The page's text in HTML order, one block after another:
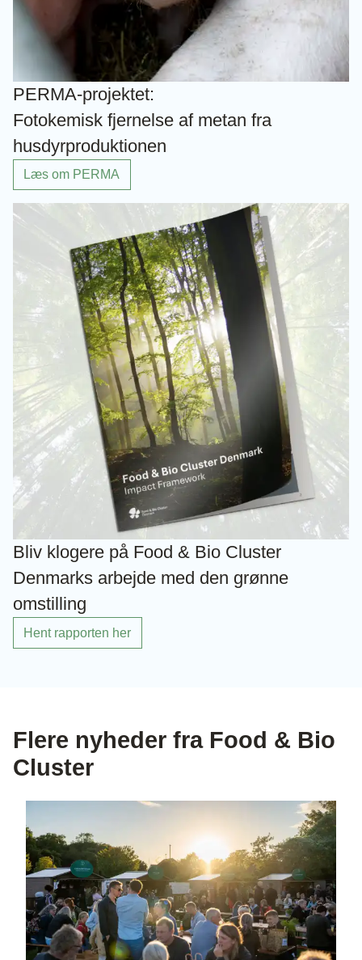
PERMA-projektet:
Fotokemisk fjernelse af metan fra
husdyrproduktionen
Læs om PERMA
Bliv klogere på Food & Bio Cluster
Denmarks arbejde med den grønne
omstilling
Hent rapporten her
Flere nyheder fra Food & Bio
Cluster